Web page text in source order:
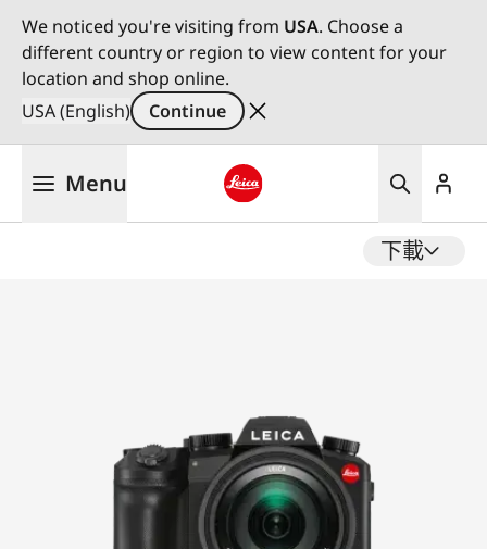
We noticed you're visiting from USA. Choose a
different country or region to view content for your
location and shop online.
USA (English)
Continue
Menu
下載